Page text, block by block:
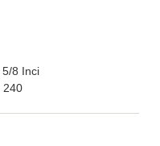
8 Inci
240